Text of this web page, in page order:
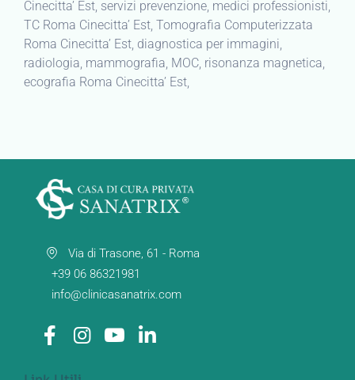
Cinecitta’ Est, servizi prevenzione, medici professionisti,
TC Roma Cinecitta’ Est, Tomografia Computerizzata
Roma Cinecitta’ Est, diagnostica per immagini,
radiologia, mammografia, MOC, risonanza magnetica,
ecografia Roma Cinecitta’ Est,
Via di Trasone, 61 - Roma
+39 06 86321981
info@clinicasanatrix.com